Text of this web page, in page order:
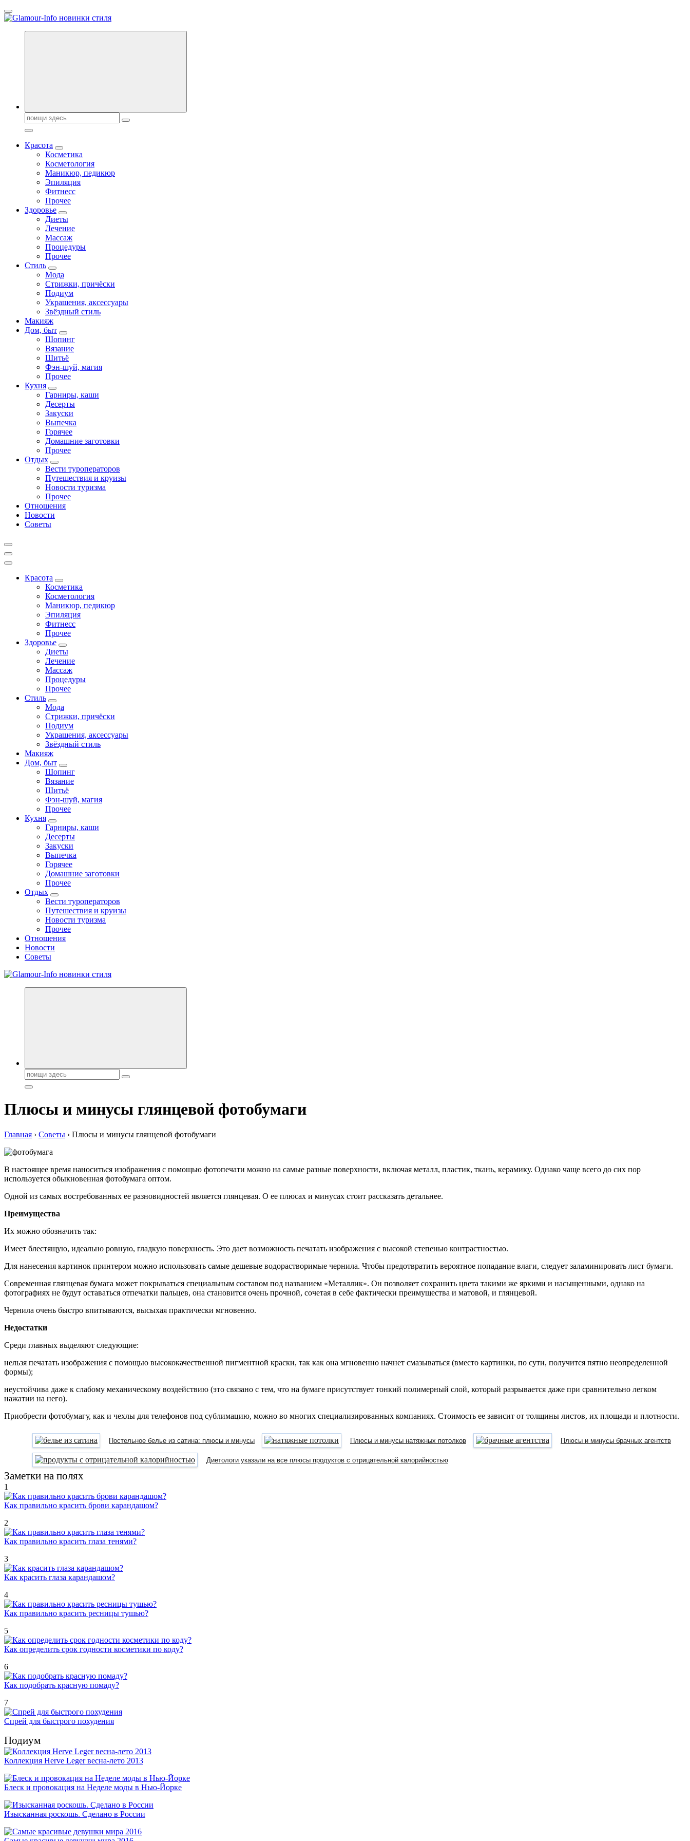
Перейти
к
Секреты молодости, красоты и долголетия. Гламурный журнал Всё для женщин
Поиск:
Красота
Косметика
Косметология
Маникюр, педикюр
Эпиляция
Фитнесс
Прочее
Здоровье
Диеты
Лечение
Массаж
Процедуры
Прочее
Стиль
Мода
Стрижки, причёски
Подиум
Украшения, аксессуары
Звёздный стиль
Макияж
Дом, быт
Шопинг
Вязание
Шитьё
Фэн-шуй, магия
Прочее
Кухня
Гарниры, каши
Десерты
Закуски
Выпечка
Горячее
Домашние заготовки
Прочее
Отдых
Вести туроператоров
Путешествия и круизы
Новости туризма
Прочее
Отношения
Новости
Советы
Красота
Косметика
Косметология
Маникюр, педикюр
Эпиляция
Фитнесс
Прочее
Здоровье
Диеты
Лечение
Массаж
Процедуры
Прочее
Стиль
Мода
Стрижки, причёски
Подиум
Украшения, аксессуары
Звёздный стиль
Макияж
Дом, быт
Шопинг
Вязание
Шитьё
Фэн-шуй, магия
Прочее
Кухня
Гарниры, каши
Десерты
Закуски
Выпечка
Горячее
Домашние заготовки
Прочее
Отдых
Вести туроператоров
Путешествия и круизы
Новости туризма
Прочее
Отношения
Новости
Советы
Секреты молодости, красоты и долголетия. Гламурный журнал Всё для женщин
Поиск:
Плюсы и минусы глянцевой фотобумаги
Главная › Советы › Плюсы и минусы глянцевой фотобумаги
В настоящее время наноситься изображения с помощью фотопечати можно на самые разные поверхности, включая металл, пластик, ткань, керамику. Однако чаще всего до сих пор
используется обыкновенная фотобумага оптом.
Одной из самых востребованных ее разновидностей является глянцевая. О ее плюсах и минусах стоит рассказать детальнее.
Преимущества
Их можно обозначить так:
Имеет блестящую, идеально ровную, гладкую поверхность. Это дает возможность печатать изображения с высокой степенью контрастностью.
Для нанесения картинок принтером можно использовать самые дешевые водорастворимые чернила. Чтобы предотвратить вероятное попадание влаги, следует заламинировать лист бумаги.
Современная глянцевая бумага может покрываться специальным составом под названием «Металлик». Он позволяет сохранить цвета такими же яркими и насыщенными, однако на
фотографиях не будут оставаться отпечатки пальцев, она становится очень прочной, сочетая в себе фактически преимущества и матовой, и глянцевой.
Чернила очень быстро впитываются, высыхая практически мгновенно.
Недостатки
Среди главных выделяют следующие:
нельзя печатать изображения с помощью высококачественной пигментной краски, так как она мгновенно начнет смазываться (вместо картинки, по сути, получится пятно неопределенной
формы);
неустойчива даже к слабому механическому воздействию (это связано с тем, что на бумаге присутствует тонкий полимерный слой, который разрывается даже при сравнительно легком
нажатии на него).
Приобрести фотобумагу, как и чехлы для телефонов под сублимацию, можно во многих специализированных компаниях. Стоимость ее зависит от толщины листов, их площади и плотности.
Постельное белье из сатина: плюсы и минусы Плюсы и минусы натяжных потолков Плюсы и минусы брачных агентств
Диетологи указали на все плюсы продуктов с отрицательной калорийностью
Заметки на полях
1
Как правильно красить брови карандашом?
2
Как правильно красить глаза тенями?
3
Как красить глаза карандашом?
4
Как правильно красить ресницы тушью?
5
Как определить срок годности косметики по коду?
6
Как подобрать красную помаду?
7
Спрей для быстрого похудения
Подиум
Коллекция Herve Leger весна-лето 2013
Блеск и провокация на Неделе моды в Нью-Йорке
Изысканная роскошь. Сделано в России